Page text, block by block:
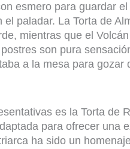
esmero para guardar
paladar. La Torta de
mientras que el
son pura
a la mesa para gozar
es la Torta de
para ofrecer una
ha sido un